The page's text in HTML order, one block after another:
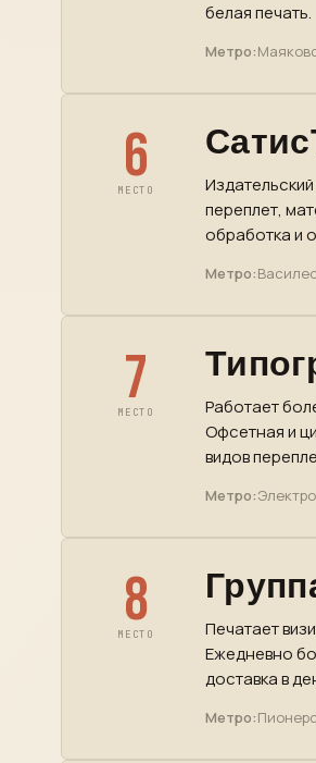
белая печать.
Метро:
6
МЕСТО
переплет,
обработка и
Метро:
7
МЕСТО
Работает
Офсетная и
видов
Метро:
8
МЕСТО
Печатает
Ежедневно
доставка в
Метро: